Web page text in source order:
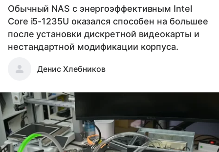
Обычный NAS с энергоэффективным Intel
Core i5-1235U оказался способен на большее
после установки дискретной видеокарты и
нестандартной модификации корпуса.
Денис Хлебников